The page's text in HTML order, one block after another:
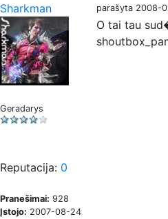
Sharkman parašyta 2008-
Geradarys
Reputacija: 0
Pranešimai: 928
Įstojo: 2007-08-24
O tai tau